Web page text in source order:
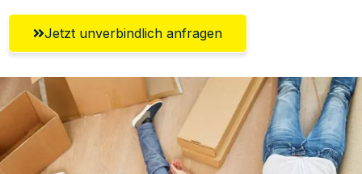
Jetzt unverbindlich anfragen